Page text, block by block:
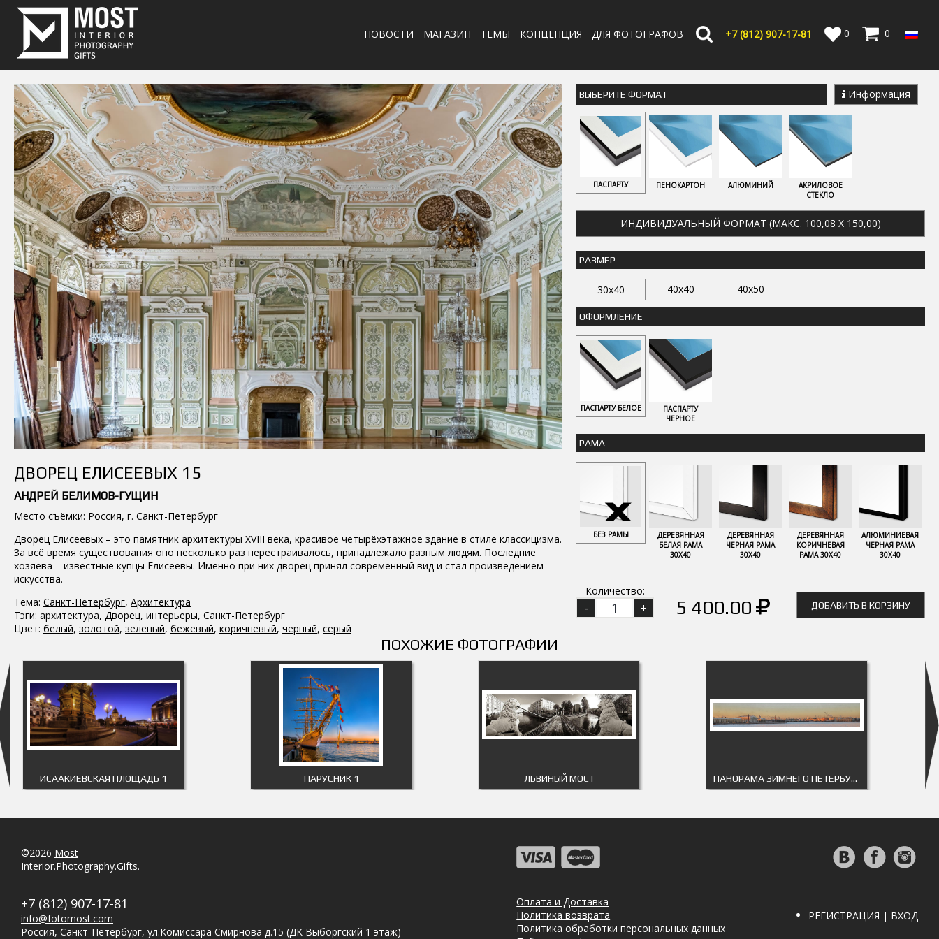
НОВОСТИ МАГАЗИН ТЕМЫ КОНЦЕПЦИЯ ДЛЯ ФОТОГРАФОВ +7 (812) 907-17-81 0 0
ДВОРЕЦ ЕЛИСЕЕВЫХ 15
АНДРЕЙ БЕЛИМОВ-ГУЩИН
Место съёмки: Россия, г. Санкт-Петербург
Дворец Елисеевых – это памятник архитектуры XVIII века, красивое четырёхэтажное здание в стиле классицизма.
За всё время существования оно несколько раз перестраивалось, принадлежало разным людям. Последние
хозяева – известные купцы Елисеевы. Именно при них дворец принял современный вид и стал произведением
искусства.
Тема: Санкт-Петербург, Архитектура
Тэги: архитектура, Дворец, интерьеры, Санкт-Петербург
Цвет: белый, золотой, зеленый, бежевый, коричневый, черный, серый
ВЫБЕРИТЕ ФОРМАТ Информация
ПАСПАРТУ ПЕНОКАРТОН АЛЮМИНИЙ
АКРИЛОВОЕ
СТЕКЛО
ИНДИВИДУАЛЬНЫЙ ФОРМАТ (МАКС. 100,08 X 150,00)
РАЗМЕР
30x40 40x40 40x50
ОФОРМЛЕНИЕ
ПАСПАРТУ БЕЛОЕ
ПАСПАРТУ
ЧЕРНОЕ
РАМА
БЕЗ РАМЫ
ДЕРЕВЯННАЯ
БЕЛАЯ РАМА
30Х40
ДЕРЕВЯННАЯ
ЧЕРНАЯ РАМА
30Х40
ДЕРЕВЯННАЯ
КОРИЧНЕВАЯ
РАМА 30Х40
АЛЮМИНИЕВАЯ
ЧЕРНАЯ РАМА
30Х40
Количество:
5 400.00 ДОБАВИТЬ В КОРЗИНУ
ПОХОЖИЕ ФОТОГРАФИИ
ИСААКИЕВСКАЯ ПЛОЩАДЬ 1 ПАРУСНИК 1 ЛЬВИНЫЙ МОСТ ПАНОРАМА ЗИМНЕГО ПЕТЕРБУРГА
©2026 Most
Interior.Photography.Gifts.
Оплата и Доставка
Политика возврата
Политика обработки персональных данных
+7 (812) 907-17-81
info@fotomost.com
Россия, Санкт-Петербург, ул.Комиссара Смирнова д.15 (ДК Выборгский 1 этаж)
РЕГИСТРАЦИЯ | ВХОД